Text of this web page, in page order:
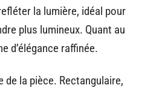
la lumière, idéal pour
plus lumineux. Quant au
d’élégance raffinée.
la pièce. Rectangulaire,